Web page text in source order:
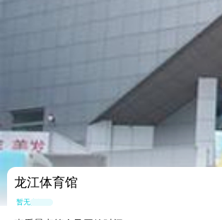
龙江体育馆
暂无点评